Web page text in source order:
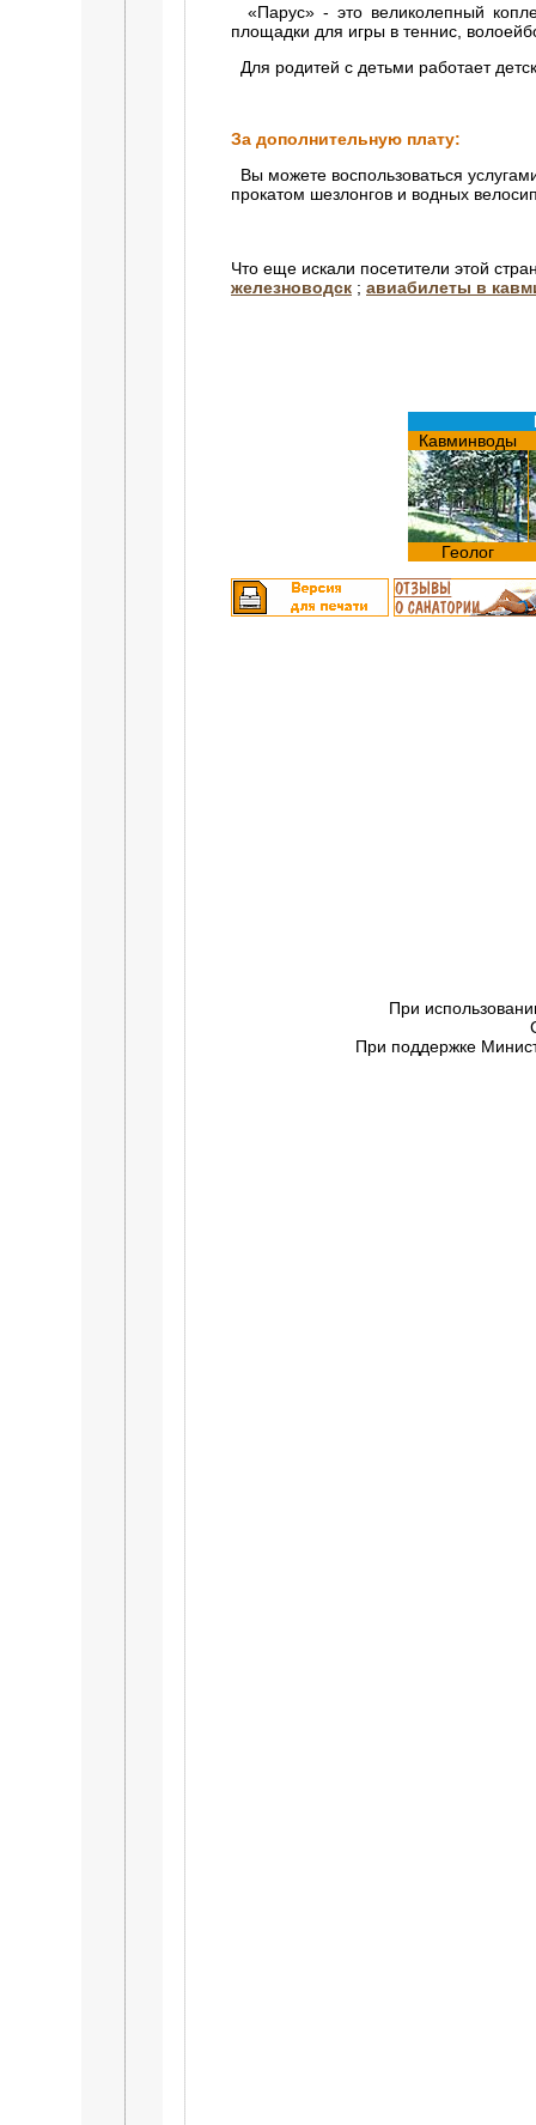
«Парус» - это великолепный
площадки для игры в теннис,
Для родитей с детьми работает
За дополнительную плату:
Вы можете воспользоваться
прокатом шезлонгов и водных
Что еще искали посетители этой
железноводск ; авиабилеты в
Кавминводы
Геолог
При
При поддержке